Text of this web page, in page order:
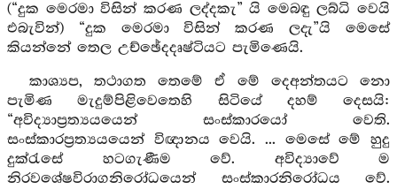
(“දුක මෙරමා විසින් කරණ ලද්දකැ” යි මෙබඳු ලබ්ධි වෙයි
එබැවින්) “දුක මෙරමා විසින් කරණ ලදැ”යි මෙසේ
කියන්නේ තෙල උච්ඡේදදෘෂ්ටියට පැමිණෙයි.
කාශ්‍යප, තථාගත තෙමේ ඒ මේ දෙඅන්තයට නො
පැමිණ මැදුම්පිළිවෙතෙහි සිටියේ දහම් දෙසයි:
“අවිද්‍යාප්‍රත්‍යයයෙන් සංස්කාරයෝ වෙති.
සංස්කාරප්‍රත්‍යයයෙන් විඥානය වෙයි. ... මෙසේ මේ හුදු
දුක්රැසේ හටගැණීම වේ. අවිද්‍යාවේ ම
නිරවශේෂවිරාගනිරෝධයෙන් සංස්කාරනිරෝධය වේ.